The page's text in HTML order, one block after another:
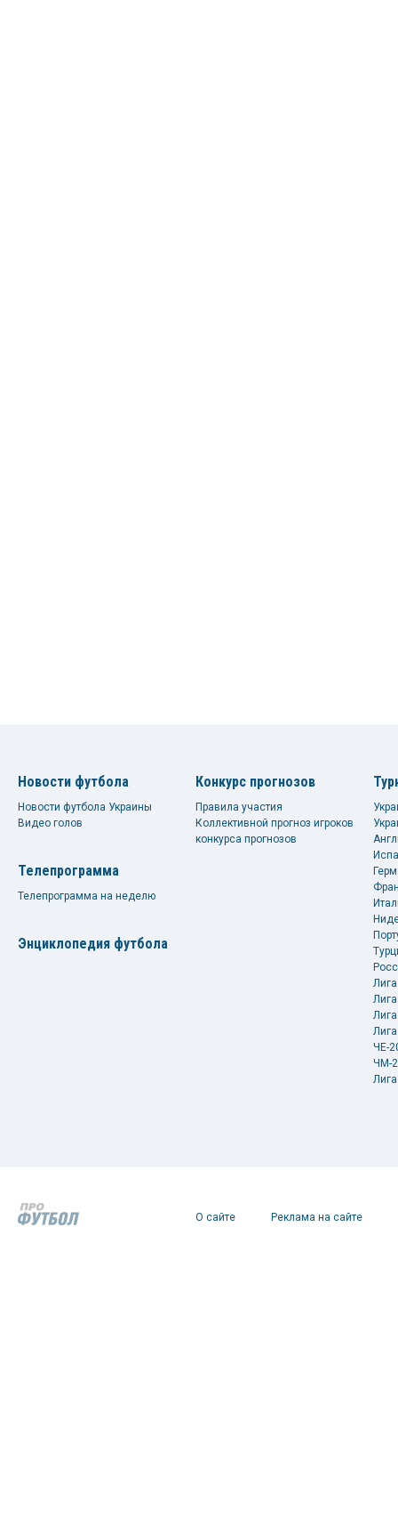
Новости футбола
Новости футбола Украины
Видео голов
Телепрограмма
Телепрограмма на неделю
Энциклопедия футбола
Конкурс прогнозов
Правила участия
Коллективной прогноз игроков
конкурса прогнозов
ЧЕ-
ЧМ-
О сайте Реклама на сайте